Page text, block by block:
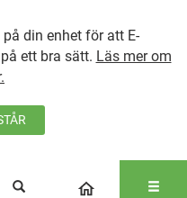
din enhet för att E-
ett bra sätt. Läs mer om
GÅ DIREKT TILL